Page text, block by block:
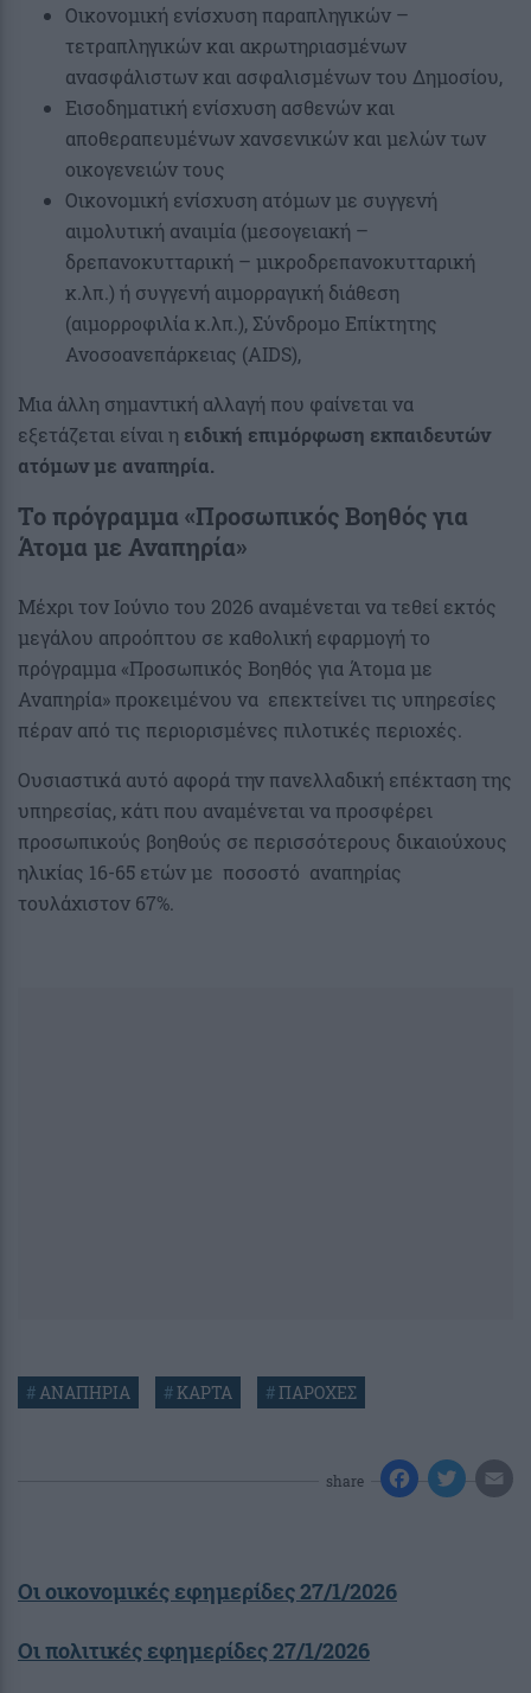
Οικονομική ενίσχυση παραπληγικών –
τετραπληγικών και ακρωτηριασμένων
ανασφάλιστων και ασφαλισμένων του Δημοσίου,
Εισοδηματική ενίσχυση ασθενών και
αποθεραπευμένων χανσενικών και μελών των
οικογενειών τους
Οικονομική ενίσχυση ατόμων με συγγενή
αιμολυτική αναιμία (μεσογειακή –
δρεπανοκυτταρική – μικροδρεπανοκυτταρική
κ.λπ.) ή συγγενή αιμορραγική διάθεση
(αιμορροφιλία κ.λπ.), Σύνδρομο Επίκτητης
Ανοσοανεπάρκειας (AIDS),
Μια άλλη σημαντική αλλαγή που φαίνεται να
εξετάζεται είναι η ειδική επιμόρφωση εκπαιδευτών
ατόμων με αναπηρία.
Το πρόγραμμα «Προσωπικός Βοηθός για
Άτομα με Αναπηρία»
Μέχρι τον Ιούνιο του 2026 αναμένεται να τεθεί εκτός
μεγάλου απροόπτου σε καθολική εφαρμογή το
πρόγραμμα «Προσωπικός Βοηθός για Άτομα με
Αναπηρία» προκειμένου να επεκτείνει τις υπηρεσίες
πέραν από τις περιορισμένες πιλοτικές περιοχές.
Ουσιαστικά αυτό αφορά την πανελλαδική επέκταση της
υπηρεσίας, κάτι που αναμένεται να προσφέρει
προσωπικούς βοηθούς σε περισσότερους δικαιούχους
ηλικίας 16-65 ετών με ποσοστό αναπηρίας
τουλάχιστον 67%.
# ΑΝΑΠΗΡΙΑ #ΚΑΡΤΑ #ΠΑΡΟΧΕΣ
share
Οι οικονομικές εφημερίδες 27/1/2026
Οι πολιτικές εφημερίδες 27/1/2026